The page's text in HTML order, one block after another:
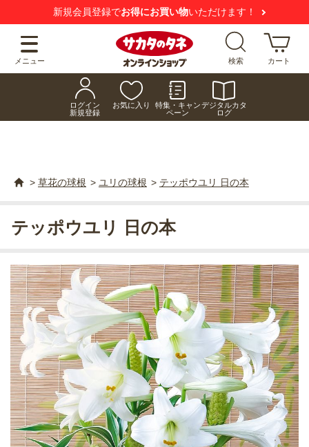
新規会員登録でお得にお買い物いただけます！
メニュー 検索 カート
ログイン
新規登録
お気に入り
特集・キャン
ペーン
デジタルカタ
ログ
> 草花の球根 > ユリの球根 > テッポウユリ 日の本
テッポウユリ 日の本